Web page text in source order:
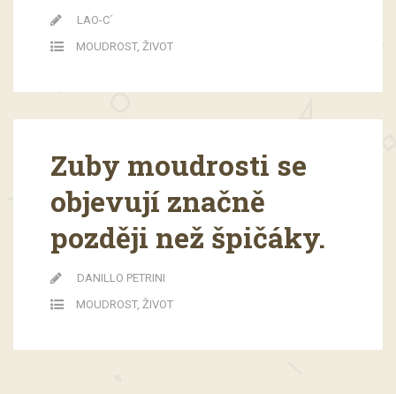
LAO-C´
MOUDROST, ŽIVOT
Zuby moudrosti se
objevují značně
později než špičáky.
DANILLO PETRINI
MOUDROST, ŽIVOT